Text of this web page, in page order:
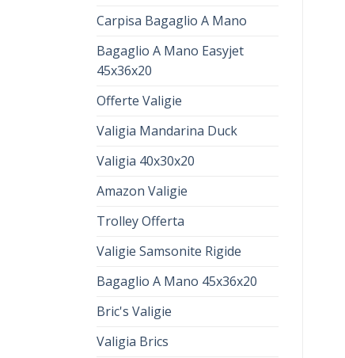
Carpisa Bagaglio A Mano
Bagaglio A Mano Easyjet
45x36x20
Offerte Valigie
Valigia Mandarina Duck
Valigia 40x30x20
Amazon Valigie
Trolley Offerta
Valigie Samsonite Rigide
Bagaglio A Mano 45x36x20
Bric's Valigie
Valigia Brics